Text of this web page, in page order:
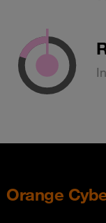
Orange